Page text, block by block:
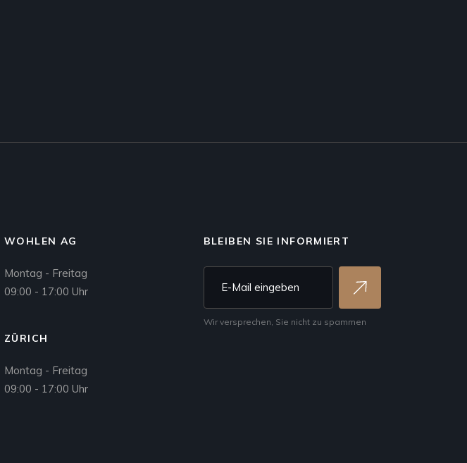
WOHLEN AG
Montag - Freitag
09:00 - 17:00 Uhr
ZÜRICH
Montag - Freitag
09:00 - 17:00 Uhr
BLEIBEN SIE INFORMIERT
Wir versprechen, Sie nicht zu spammen